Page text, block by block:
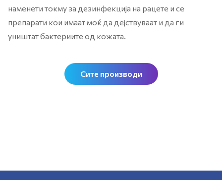
наменети токму за дезинфекција на рацете и се
препарати кои имаат моќ да дејствуваат и да ги
уништат бактериите од кожата.
Сите производи